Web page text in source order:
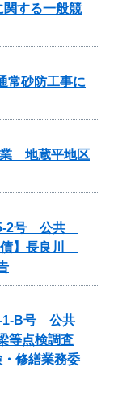
関する一般競
常砂防工事に
業 地蔵平地区
5-2号 公共
債】長良川
1-B号 公共
等点検調査
修繕業務委